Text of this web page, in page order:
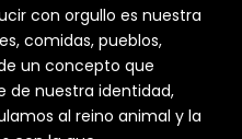
con orgullo es nuestra
comidas, pueblos,
un concepto que
nuestra identidad,
al reino animal y la